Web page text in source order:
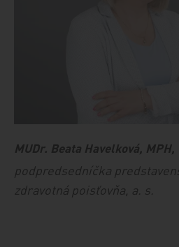
MUDr. Beata Havelková, MPH,
podpredsedníčka
zdravotná poisťovňa, a. s.